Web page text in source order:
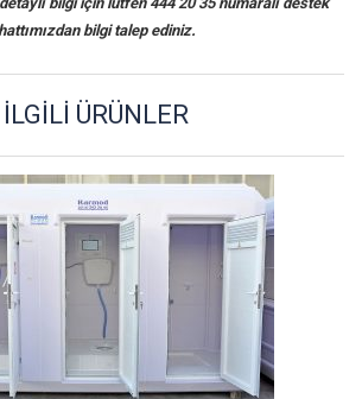
hattımızdan bilgi talep ediniz.
İLGILI ÜRÜNLER